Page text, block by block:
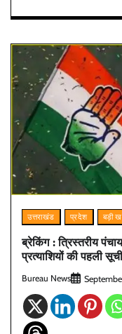
उत्तराखंड प्रदेश बड़ी
ब्रेकिंग : त्रिस्तरीय
प्रत्याशियों की पहली सूची
Bureau News